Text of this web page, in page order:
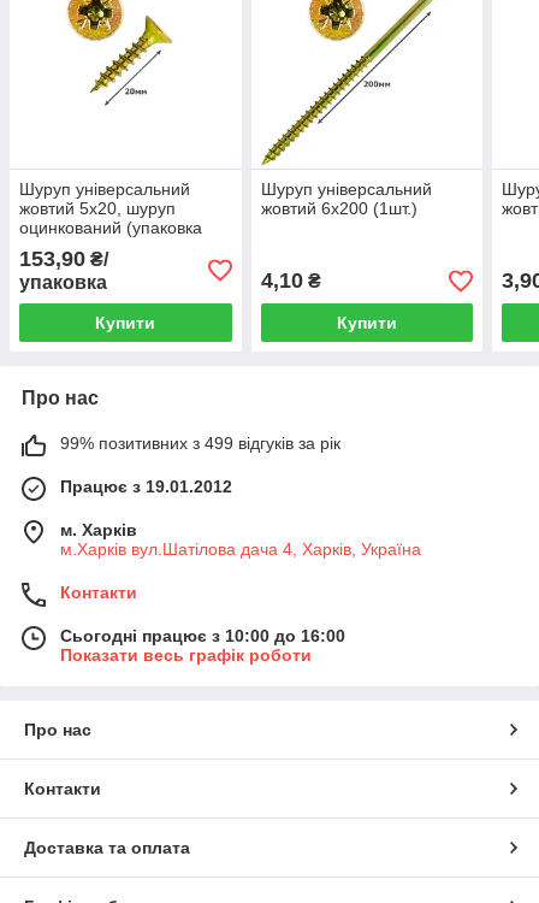
Шуруп універсальний
жовтий 5х20, шуруп
оцинкований (упаковка
500шт.)
153,90 ₴/
упаковка
Купити
Шуруп універсальний
жовтий 6х200 (1шт.)
4,10₴
Купити
Про нас
99% позитивних з 499 відгуків за рік
Працює з 19.01.2012
м. Харків
м.Харків вул.Шатілова дача 4, Харків, Україна
Контакти
Сьогодні працює з 10:00 до 16:00
Показати весь графік роботи
Про нас
Контакти
Доставка та оплата